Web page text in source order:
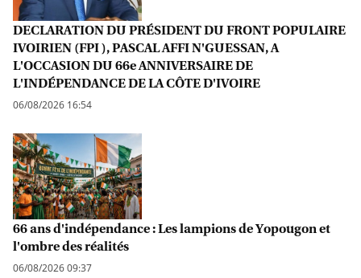
DECLARATION DU PRÉSIDENT DU FRONT POPULAIRE
IVOIRIEN (FPI ), PASCAL AFFI N'GUESSAN, A
L'OCCASION DU 66e ANNIVERSAIRE DE
L'INDÉPENDANCE DE LA CÔTE D'IVOIRE
06/08/2026 16:54
66 ans d'indépendance : Les lampions de Yopougon et
l'ombre des réalités
06/08/2026 09:37